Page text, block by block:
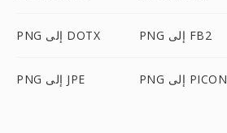
PNG إلى DOTX PNG إلى FB2
PNG إلى JPE PNG إلى PICON